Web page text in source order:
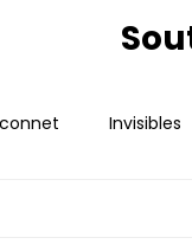
Invisibles